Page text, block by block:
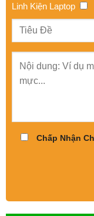
Linh Kiện Laptop
Chấp Nhận